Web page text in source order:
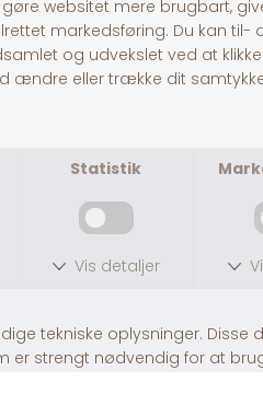
Auning
CVR32696589